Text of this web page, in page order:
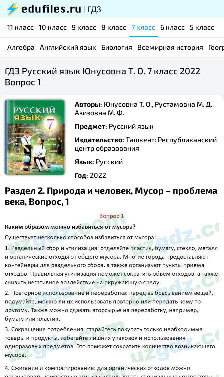
11 класс 10 класс 9 класс 8 класс 7 класс 6 класс 5 класс
Алгебра Английский язык Биология Всемирная история
ГДЗ Русский язык Юнусовна Т. О. 7 класс 2022
Вопрос 1
Авторы: Юнусовна Т. О., Рустамовна М. Д.,
Азизовна М. Ф.
Предмет: Русский язык
Издательство: Ташкент: Республиканский
центр образования
Язык: Русский
Год: 2022
Раздел 2. Природа и человек, Мусор – проблема
века, Вопрос, 1